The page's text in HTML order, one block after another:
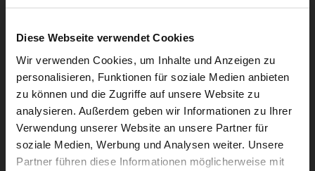
Diese Webseite verwendet Cookies
Wir verwenden Cookies, um Inhalte und Anzeigen zu
personalisieren, Funktionen für soziale Medien anbieten
zu können und die Zugriffe auf unsere Website zu
analysieren. Außerdem geben wir Informationen zu Ihrer
Verwendung unserer Website an unsere Partner für
soziale Medien, Werbung und Analysen weiter. Unsere
Partner führen diese Informationen möglicherweise mit